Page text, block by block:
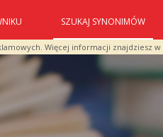
Więcej informacji znajdziesz w
SZUKAJ SYNONIMÓW